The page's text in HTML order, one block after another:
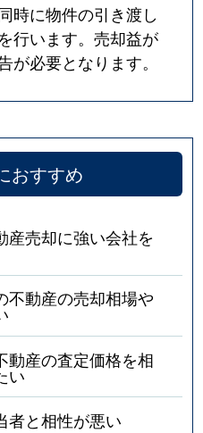
時に物件の引き渡し
行います。売却益が
が必要となります。
おすすめ
産売却に強い会社を
不動産の売却相場や
動産の査定価格を相
い
者と相性が悪い